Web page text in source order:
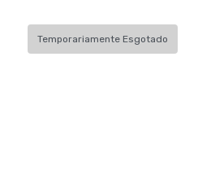
Temporariamente Esgotado